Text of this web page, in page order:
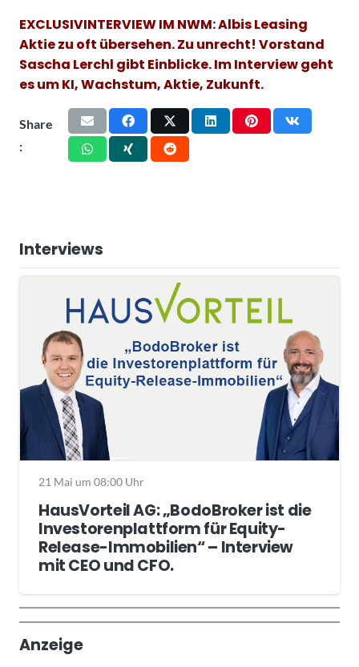
EXCLUSIVINTERVIEW IM NWM: Albis Leasing
Aktie zu oft übersehen. Zu unrecht! Vorstand
Sascha Lerchl gibt Einblicke. Im Interview geht
es um KI, Wachstum, Aktie, Zukunft.
Share
:
Interviews
21 Mai um 08:00 Uhr
HausVorteil AG: „BodoBroker ist die
Investorenplattform für Equity-
Release-Immobilien“ – Interview
mit CEO und CFO.
Wochenrückblick
Trendthemen
Anzeige